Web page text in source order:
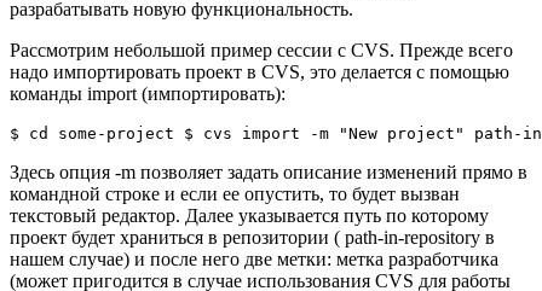
разрабатывать новую функциональность.
Рассмотрим небольшой пример сессии с CVS. Прежде всего
надо импортировать проект в CVS, это делается с помощью
команды import (импортировать):
$ cd some-project $ cvs import -m "New project" path-
Здесь опция -m позволяет задать описание изменений прямо в
командной строке и если ее опустить, то будет вызван
текстовый редактор. Далее указывается путь по которому
проект будет храниться в репозитории ( path-in-repository в
нашем случае) и после него две метки: метка разработчика
(может пригодится в случае использования CVS для работы